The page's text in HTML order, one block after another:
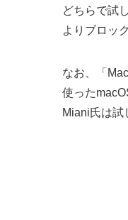
どちらで試
よりブロッ
なお、「
使った
Miani氏は試